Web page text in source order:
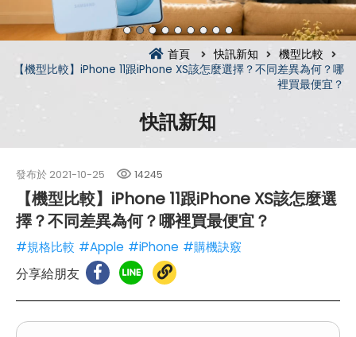
首頁 快訊新知
機型比較
【機型比較】iPhone 11跟iPhone XS該怎麼選擇？不同差異為何？哪
裡買最便宜？
快訊新知
發布於 2021-10-25 14245
【機型比較】iPhone 11跟iPhone XS該怎麼選
擇？不同差異為何？哪裡買最便宜？
#規格比較 #Apple #iPhone #購機訣竅
分享給朋友